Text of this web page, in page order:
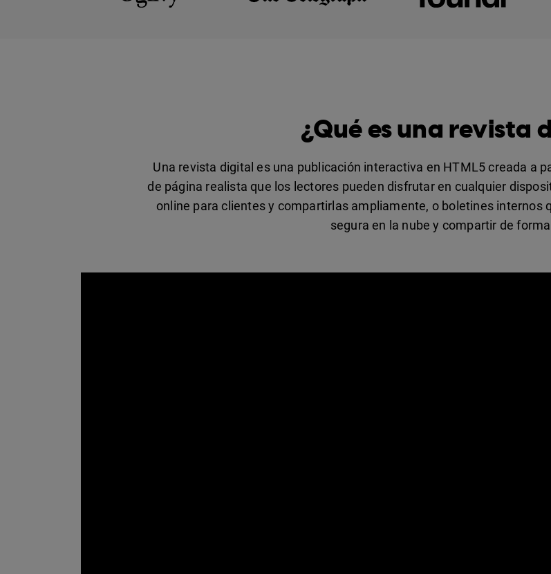
¿Qué es una revista
Una revista digital es una publicación interactiva en HTML5 creada a
de página realista que los lectores pueden disfrutar en cualquier
online para clientes y compartirlas ampliamente, o boletines internos
segura en la nube y compartir de